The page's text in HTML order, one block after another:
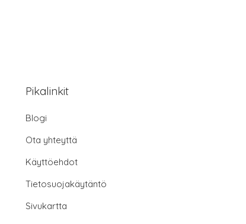
Pikalinkit
Blogi
Ota yhteyttä
Käyttöehdot
Tietosuojakäytäntö
Sivukartta